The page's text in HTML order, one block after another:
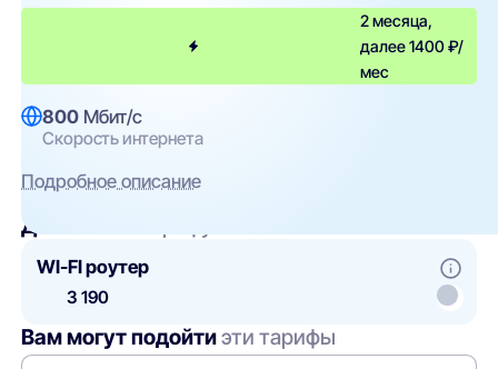
2 месяца,
далее 1400 ₽/
мес
800 Мбит/с
Скорость интернета
Подробное описание
Добавить
WI-FI роутер
3 190
Вам могут подойтиэти тарифы